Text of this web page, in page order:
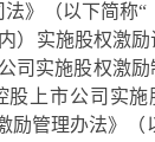
》 （以下简称“
）实施股权激
司实施股权激
股上市公司实
励管理办法》 （